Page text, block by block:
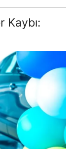
Kaybı: